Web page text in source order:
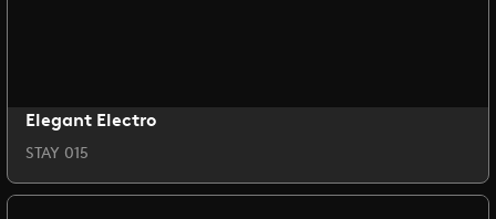
Elegant Electro
STAY 015